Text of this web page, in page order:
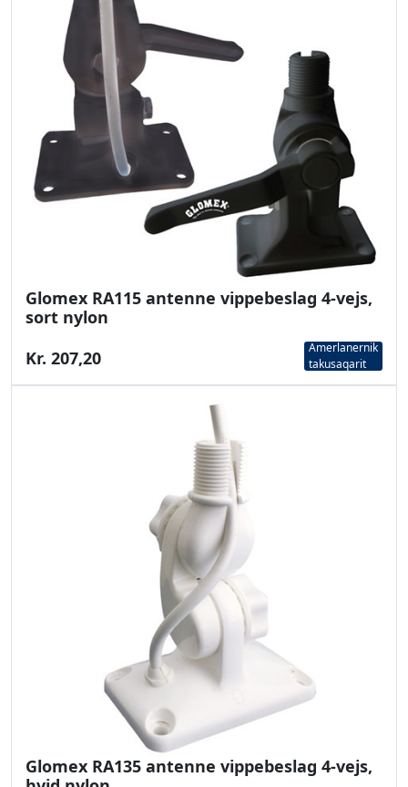
Glomex RA115 antenne vippebeslag 4-vejs,
sort nylon
Kr. 207,20
Amerlanernik
takusaqarit
Glomex RA135 antenne vippebeslag 4-vejs,